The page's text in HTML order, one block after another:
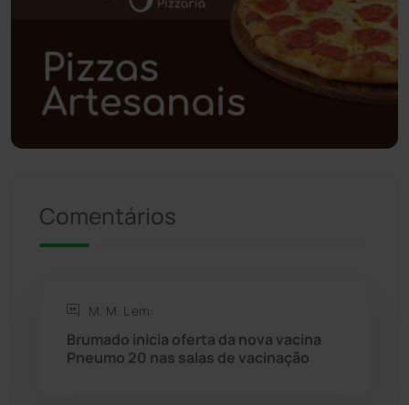
Polícia Civil (57)
Polícia Militar (27)
Política (03)
Riacho de Santana
Rio de Contas
Rio do Antônio
Comentários
M. M. L em:
Brumado inicia oferta da nova vacina
Pneumo 20 nas salas de vacinação